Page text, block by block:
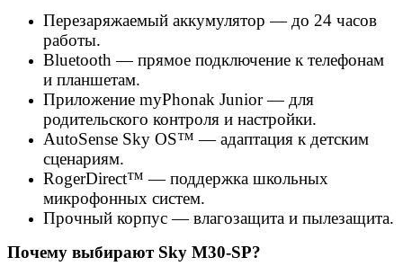
Перезаряжаемый аккумулятор — до 24 часов
работы.
Bluetooth — прямое подключение к телефонам
и планшетам.
Приложение myPhonak Junior — для
родительского контроля и настройки.
AutoSense Sky OS™ — адаптация к детским
сценариям.
RogerDirect™ — поддержка школьных
микрофонных систем.
Прочный корпус — влагозащита и пылезащита.
Почему выбирают Sky M30-SP?